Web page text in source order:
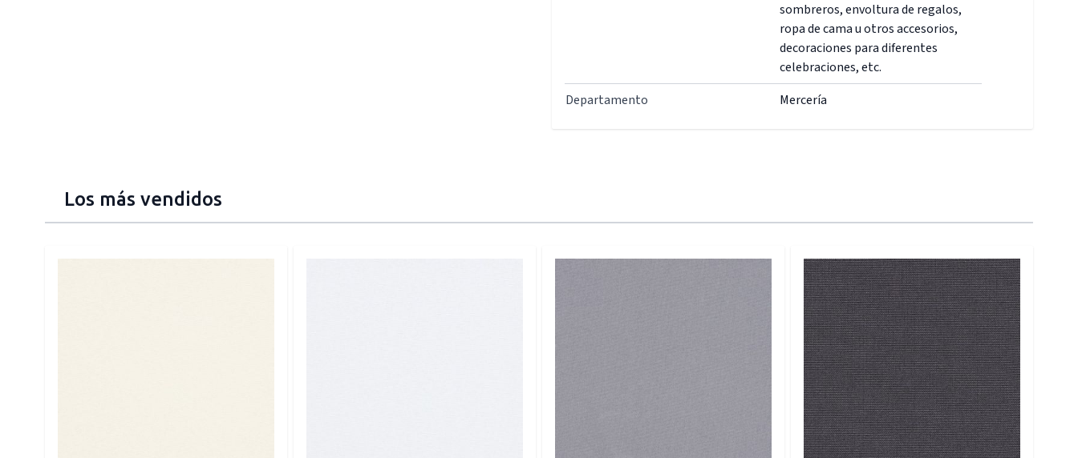
sombreros, envoltura de regalos,
ropa de cama u otros accesorios,
decoraciones para diferentes
celebraciones, etc.
Departamento
Mercería
Los más vendidos